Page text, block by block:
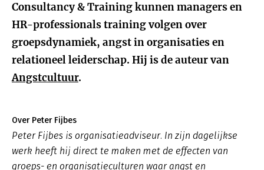
Consultancy & Training kunnen managers en
HR-professionals training volgen over
groepsdynamiek, angst in organisaties en
relationeel leiderschap. Hij is de auteur van
Angstcultuur.
Over Peter Fijbes
Peter Fijbes is organisatieadviseur. In zijn dagelijkse
werk heeft hij direct te maken met de effecten van
groeps- en organisatieculturen waar angst en